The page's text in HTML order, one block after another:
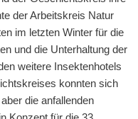
der Arbeitskreis Natur
im letzten Winter für die
und die Unterhaltung der
weitere Insektenhotels
konnten sich
die anfallenden